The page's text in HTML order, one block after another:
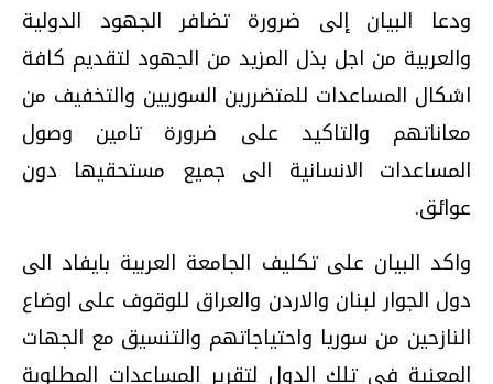
ودعا البيان إلى ضرورة تضافر الجهود الدولية
والعربية من اجل بذل المزيد من الجهود لتقديم كافة
اشكال المساعدات للمتضررين السوريين والتخفيف من
معاناتهم والتاكيد على ضرورة تامين وصول
المساعدات الانسانية الى جميع مستحقيها دون
عوائق.
واكد البيان على تكليف الجامعة العربية بايفاد الى
دول الجوار لبنان والاردن والعراق للوقوف على اوضاع
النازحين من سوريا واحتياجاتهم والتنسيق مع الجهات
المعنية فى تلك الدول لتقرير المساعدات المطلوبة